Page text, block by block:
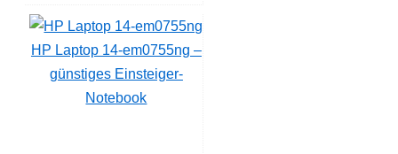
HP Laptop 14-em0755ng –
günstiges Einsteiger-
Notebook